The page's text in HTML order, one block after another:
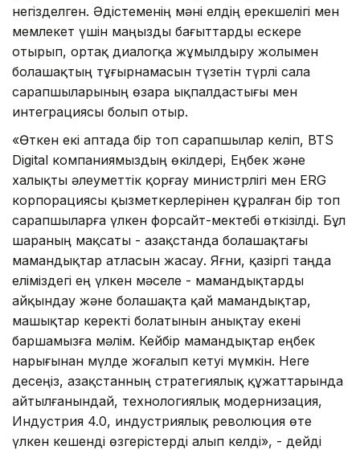
негізделген. Әдістеменің мәні елдің ерекшелігі мен
мемлекет үшін маңызды бағыттарды ескере
отырып, ортақ диалогқа жұмылдыру жолымен
болашақтың тұғырнамасын түзетін түрлі сала
сарапшыларының өзара ықпалдастығы мен
интеграциясы болып отыр.
«Өткен екі аптада бір топ сарапшылар келіп, BTS
Digital компаниямыздың өкілдері, Еңбек және
халықты әлеуметтік қорғау министрлігі мен ERG
корпорациясы қызметкерлерінен құралған бір топ
сарапшыларға үлкен форсайт-мектебі өткізілді. Бұл
шараның мақсаты - Қазақстанда болашақтағы
мамандықтар атласын жасау. Яғни, қазіргі таңда
еліміздегі ең үлкен мәселе - мамандықтарды
айқындау және болашақта қай мамандықтар,
машықтар керекті болатынын анықтау екені
баршамызға мәлім. Кейбір мамандықтар еңбек
нарығынан мүлде жоғалып кетуі мүмкін. Неге
десеңіз, Қазақстанның стратегиялық құжаттарында
айтылғанындай, технологиялық модернизация,
Индустрия 4.0, индустриялық революция өте
үлкен кешенді өзгерістерді алып келді», - дейді